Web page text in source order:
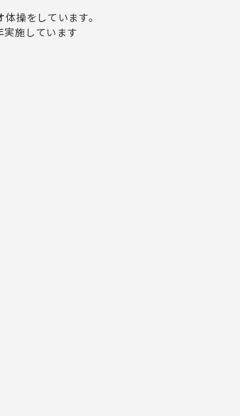
操をしています。
施しています